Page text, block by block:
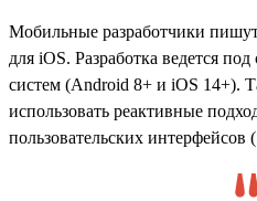
Мобильные разработчики
для iOS. Разработка ведется
систем (Android 8+ и iOS 14+).
использовать реактивные
пользовательских